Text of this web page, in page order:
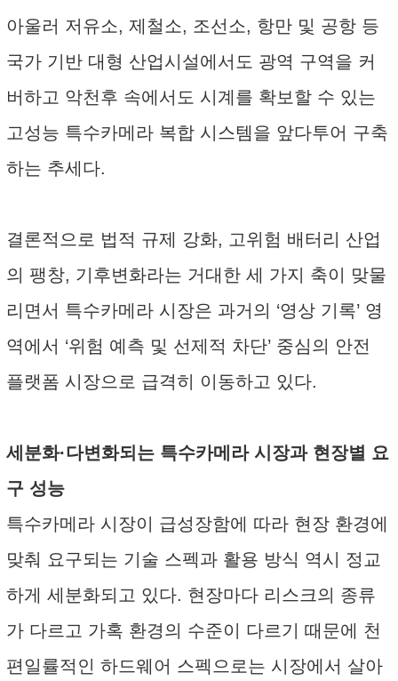
아울러 저유소, 제철소, 조선소, 항만 및 공항 등
국가 기반 대형 산업시설에서도 광역 구역을 커
버하고 악천후 속에서도 시계를 확보할 수 있는
고성능 특수카메라 복합 시스템을 앞다투어 구축
하는 추세다.
결론적으로 법적 규제 강화, 고위험 배터리 산업
의 팽창, 기후변화라는 거대한 세 가지 축이 맞물
리면서 특수카메라 시장은 과거의 ‘영상 기록’ 영
역에서 ‘위험 예측 및 선제적 차단’ 중심의 안전
플랫폼 시장으로 급격히 이동하고 있다.
세분화·다변화되는 특수카메라 시장과 현장별 요
구 성능
특수카메라 시장이 급성장함에 따라 현장 환경에
맞춰 요구되는 기술 스펙과 활용 방식 역시 정교
하게 세분화되고 있다. 현장마다 리스크의 종류
가 다르고 가혹 환경의 수준이 다르기 때문에 천
편일률적인 하드웨어 스펙으로는 시장에서 살아